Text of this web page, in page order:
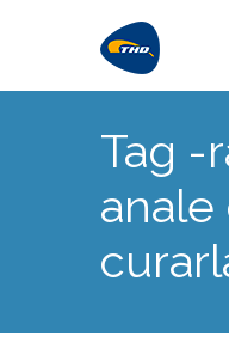
Tag -